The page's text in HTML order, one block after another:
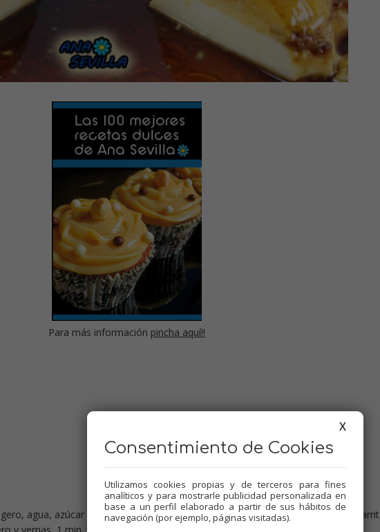
Para más información pincha aquí!!
agua, azúcar y pizco ralladura, 15 min. Varoma, vel.2. Dejar templar en un
X
Consentimiento de Cookies
Utilizamos cookies propias y de terceros para fines
analíticos y para mostrarle publicidad personalizada en
base a un perfil elaborado a partir de sus hábitos de
navegación (por ejemplo, páginas visitadas).